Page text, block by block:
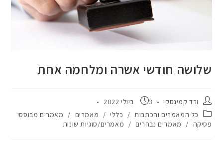
שלושה חודשי אשרה ומלחמה אחת
ורד קמינסקי
3 ביולי 2022
כל המאמרים והכתבות / כללי / מאמרים /
מאמרים מבוססי
פסיקה / מאמרים נבחרים / מאמרים/סוגיות שונות